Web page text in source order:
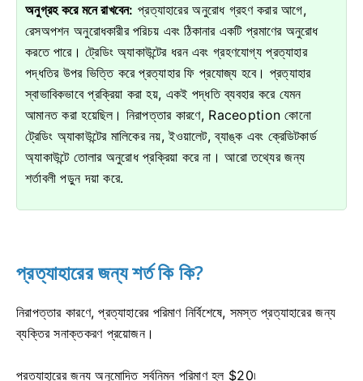
অনুগ্রহ করে মনে রাখবেন: প্রত্যাহারের অনুরোধ গ্রহণ করার আগে,
রেসঅপশন অনুরোধকারীর পরিচয় এবং ঠিকানার একটি প্রমাণের অনুরোধ
করতে পারে।ট্রেডিং অ্যাকাউন্টের ধরন এবং গ্রহণযোগ্য প্রত্যাহার
পদ্ধতির উপর ভিত্তি করে প্রত্যাহার ফি প্রযোজ্য হবে। প্রত্যাহার
স্বাভাবিকভাবে প্রক্রিয়া করা হয়, একই পদ্ধতি ব্যবহার করে যেমন
আমানত করা হয়েছিল। নিরাপত্তার কারণে, Raceoption কোনো
ট্রেডিং অ্যাকাউন্টের মালিকের নয়, ইওয়ালেট, ব্যাঙ্ক এবং ক্রেডিটকার্ড
অ্যাকাউন্টে তোলার অনুরোধ প্রক্রিয়া করে না।আরো তথ্যের জন্য
শর্তাবলী পড়ুন দয়া করে.
প্রত্যাহারের জন্য শর্ত কি কি?
নিরাপত্তার কারণে, প্রত্যাহারের পরিমাণ নির্বিশেষে, সমস্ত প্রত্যাহারের জন্য
ব্যক্তির সনাক্তকরণ প্রয়োজন।
প্রত্যাহারের জন্য অনুমোদিত সর্বনিম্ন পরিমাণ হল $20৷